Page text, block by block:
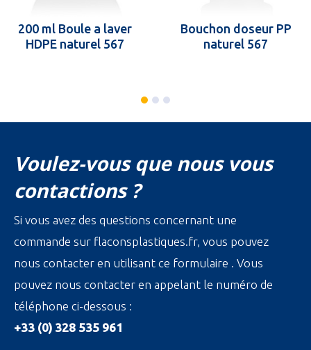
200 ml Boule a laver
HDPE naturel 567
Bouchon doseur PP
naturel 567
Voulez-vous que nous vous
contactions ?
Si vous avez des questions concernant une
commande sur flaconsplastiques.fr, vous pouvez
nous contacter en utilisant ce formulaire . Vous
pouvez nous contacter en appelant le numéro de
téléphone ci-dessous :
+33 (0) 328 535 961